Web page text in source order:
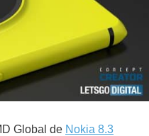
Global de Nokia 8.3